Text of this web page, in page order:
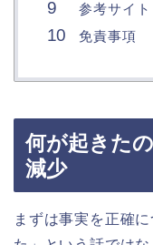
参考サイト
免責事項
何が起きた
減少
まずは事実を正確